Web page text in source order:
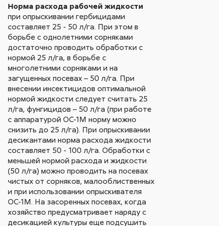
Норма расхода рабочей жидкости
при опрыскивании гербицидами
составляет 25 - 50 л/га. При этом в
борьбе с однолетними сорняками
достаточно проводить обработки с
нормой 25 л/га, в борьбе с
многолетними сорняками и на
загущенных посевах – 50 л/га. При
внесении инсектицидов оптимальной
нормой жидкости следует считать 25
л/га, фунгицидов – 50 л/га (при работе
с аппаратурой ОС-1М норму можно
снизить до 25 л/га). При опрыскивании
десикантами норма расхода жидкости
составляет 50 - 100 л/га. Обработки с
меньшей нормой расхода и жидкости
(50 л/га) можно проводить на посевах
чистых от сорняков, малооблиственных
и при использовании опрыскивателя
ОС-1М. На засоренных посевах, когда
хозяйство предусматривает наряду с
десикацией культуры еще подсушить